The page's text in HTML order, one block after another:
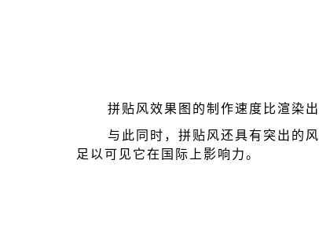
拼贴风效果图的制作速度比渲染
与此同时，拼贴风还具有突出的
足以可见它在国际上影响力。